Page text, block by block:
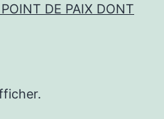
DE PAIX DONT